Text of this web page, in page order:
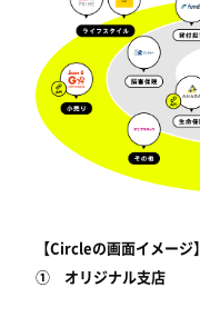
【Circleの画面イメージ】
① オリジナル支店